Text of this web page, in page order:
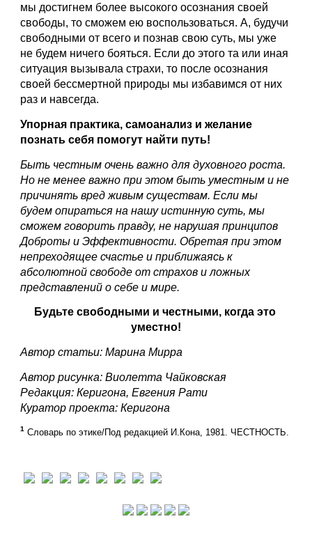
мы достигнем более высокого осознания своей
свободы, то сможем ею воспользоваться. А, будучи
свободными от всего и познав свою суть, мы уже
не будем ничего бояться. Если до этого та или иная
ситуация вызывала страхи, то после осознания
своей бессмертной природы мы избавимся от них
раз и навсегда.
Упорная практика, самоанализ и желание
познать себя помогут найти путь!
Быть честным очень важно для духовного роста.
Но не менее важно при этом быть уместным и не
причинять вред живым существам. Если мы
будем опираться на нашу истинную суть, мы
сможем говорить правду, не нарушая принципов
Доброты и Эффективности. Обретая при этом
непреходящее счастье и приближаясь к
абсолютной свободе от страхов и ложных
представлений о себе и мире.
Будьте свободными и честными, когда это
уместно!
Автор статьи: Марина Мирра
Автор рисунка: Виолетта Чайковская
Редакция: Керигона, Евгения Рати
Куратор проекта: Керигона
1 Словарь по этике/Под редакцией И.Кона, 1981. ЧЕСТНОСТЬ.